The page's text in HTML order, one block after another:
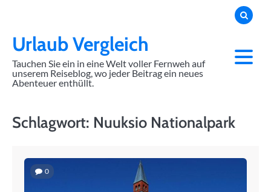
contentUrlaub Vergleich
Tauchen Sie ein in eine Welt voller Fernweh auf
unserem Reiseblog, wo jeder Beitrag ein neues
Abenteuer enthüllt.
Schlagwort: Nuuksio Nationalpark
0